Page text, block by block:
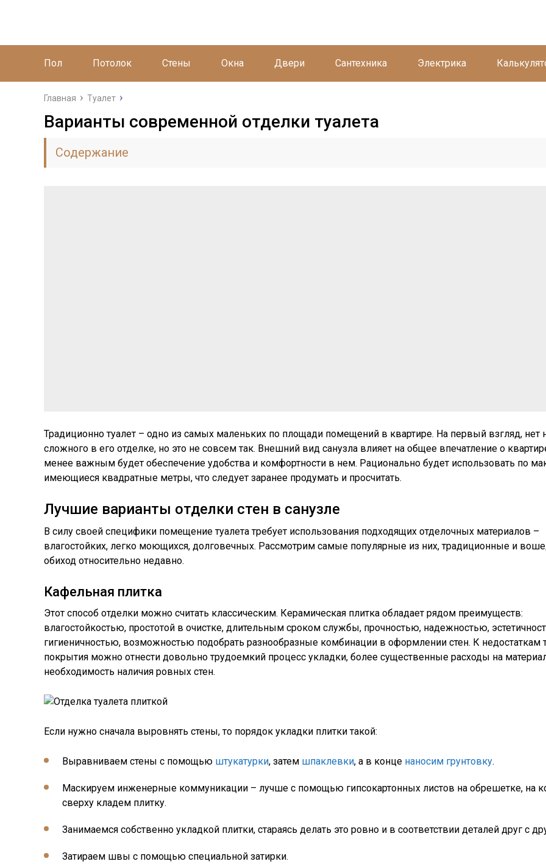
Пол Потолок Стены Окна Двери Сантехника Электрика
Главная Туалет
Варианты современной отделки туалета
Содержание
Традиционно туалет – одно из самых маленьких по площади помещений в квартире. На первый взгляд, нет
сложного в его отделке, но это не совсем так. Внешний вид санузла влияет на общее впечатление о
менее важным будет обеспечение удобства и комфортности в нем. Рационально будет использовать по
имеющиеся квадратные метры, что следует заранее продумать и просчитать.
Лучшие варианты отделки стен в санузле
В силу своей специфики помещение туалета требует использования подходящих отделочных материалов –
влагостойких, легко моющихся, долговечных. Рассмотрим самые популярные из них, традиционные и
обиход относительно недавно.
Кафельная плитка
Этот способ отделки можно считать классическим. Керамическая плитка обладает рядом преимуществ:
влагостойкостью, простотой в очистке, длительным сроком службы, прочностью, надежностью,
гигиеничностью, возможностью подобрать разнообразные комбинации в оформлении стен. К недостаткам
покрытия можно отнести довольно трудоемкий процесс укладки, более существенные расходы на
необходимость наличия ровных стен.
Если нужно сначала выровнять стены, то порядок укладки плитки такой:
Выравниваем стены с помощью штукатурки, затем шпаклевки, а в конце наносим грунтовку.
Маскируем инженерные коммуникации – лучше с помощью гипсокартонных листов на обрешетке, на
сверху кладем плитку.
Занимаемся собственно укладкой плитки, стараясь делать это ровно и в соответствии деталей друг с
Затираем швы с помощью специальной затирки.